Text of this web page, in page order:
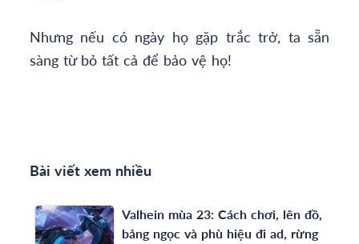
Nhưng nếu có ngày họ gặp trắc trở, ta sẵn
sàng từ bỏ tất cả để bảo vệ họ!
Bài viết xem nhiều
Valhein mùa 23: Cách chơi, lên đồ,
bảng ngọc và phù hiệu đi ad, rừng